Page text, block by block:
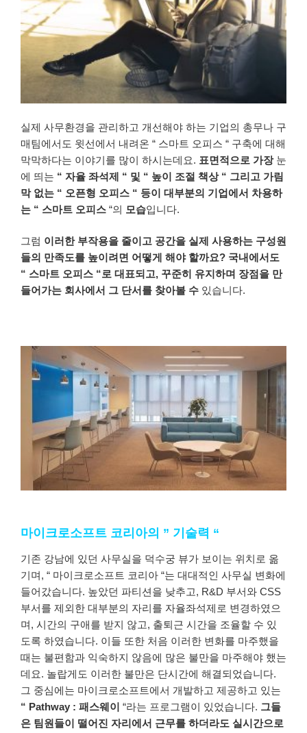
실제 사무환경을 관리하고 개선해야 하는 기업의 총무나 구
매팀에서도 윗선에서 내려온 “ 스마트 오피스 “ 구축에 대해
막막하다는 이야기를 많이 하시는데요. 표면적으로 가장 눈
에 띄는 “ 자율 좌석제 “ 및 “ 높이 조절 책상 “ 그리고 가림
막 없는 “ 오픈형 오피스 “ 등이 대부분의 기업에서 차용하
는 “ 스마트 오피스 “의 모습입니다.
그럼 이러한 부작용을 줄이고 공간을 실제 사용하는 구성원
들의 만족도를 높이려면 어떻게 해야 할까요? 국내에서도
“ 스마트 오피스 “로 대표되고, 꾸준히 유지하며 장점을 만
들어가는 회사에서 그 단서를 찾아볼 수 있습니다.
마이크로소프트 코리아의 ” 기술력 “
기존 강남에 있던 사무실을 덕수궁 뷰가 보이는 위치로 옮
기며, “ 마이크로소프트 코리아 “는 대대적인 사무실 변화에
들어갔습니다. 높았던 파티션을 낮추고, R&D 부서와 CSS
부서를 제외한 대부분의 자리를 자율좌석제로 변경하였으
며, 시간의 구애를 받지 않고, 출퇴근 시간을 조율할 수 있
도록 하였습니다. 이들 또한 처음 이러한 변화를 마주했을
때는 불편함과 익숙하지 않음에 많은 불만을 마주해야 했는
데요. 놀랍게도 이러한 불만은 단시간에 해결되었습니다.
그 중심에는 마이크로소프트에서 개발하고 제공하고 있는
“ Pathway : 패스웨이 “라는 프로그램이 있었습니다. 그들
은 팀원들이 떨어진 자리에서 근무를 하더라도 실시간으로